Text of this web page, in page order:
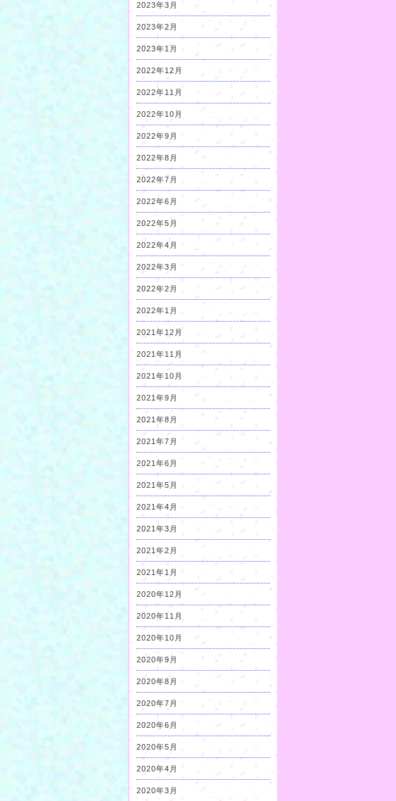
2023年3月
2023年2月
2023年1月
2022年12月
2022年11月
2022年10月
2022年9月
2022年8月
2022年7月
2022年6月
2022年5月
2022年4月
2022年3月
2022年2月
2022年1月
2021年12月
2021年11月
2021年10月
2021年9月
2021年8月
2021年7月
2021年6月
2021年5月
2021年4月
2021年3月
2021年2月
2021年1月
2020年12月
2020年11月
2020年10月
2020年9月
2020年8月
2020年7月
2020年6月
2020年5月
2020年4月
2020年3月